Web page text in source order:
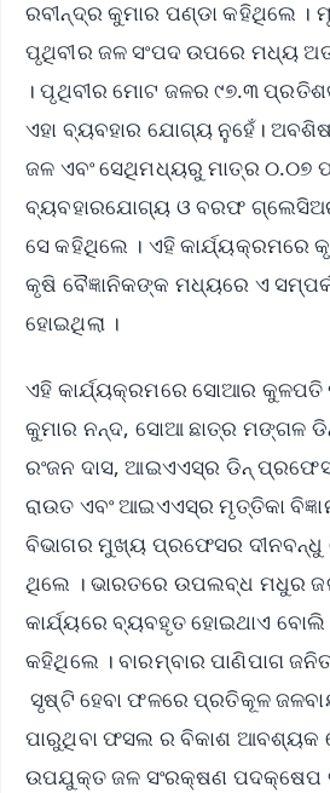
ରବୀନ୍ଦ୍ର କୁମାର ପଣ୍ଡା କହିଥିଲେ
ପୃଥିବୀର ଜଳ ସଂପଦ ଉପରେ ମଧ୍ୟ
। ପୃଥିବୀର ମୋଟ ଜଳର ୯୭.୩
ଏହା ବ୍ୟବହାର ଯୋଗ୍ୟ ନୁହେଁ।
ଜଳ ଏବଂ ସେଥିମଧ୍ୟରୁ ମାତ୍ର ୦.୦୭
ବ୍ୟବହାରଯୋଗ୍ୟ ଓ ବରଫ
ସେ କହିଥିଲେ । ଏହି
କୃଷି ବୈଜ୍ଞାନିକଙ୍କ ମଧ୍ୟରେ ଏ
ହୋଇଥିଲା ।
ଏହି କାର୍ଯ୍ୟକ୍ରମରେ ସୋଆର
କୁମାର ନନ୍ଦ, ସୋଆ ଛାତ୍ର ମଙ୍ଗଳ
ରଂଜନ ଦାସ, ଆଇଏଏସ୍‌ର ଡିନ୍
ରାଉତ ଏବଂ ଆଇଏଏସ୍‌ର ମୃତ୍ତିକା
ବିଭାଗର ମୁଖ୍ୟ ପ୍ରଫେସର ଦୀନବନ୍ଧୁ
ଥିଲେ । ଭାରତରେ ଉପଲବ୍ଧ ମଧୁର
କାର୍ଯ୍ୟରେ ବ୍ୟବହୃତ ହୋଇଥାଏ
କହିଥିଲେ । ବାରମ୍ବାର ପାଣିପାଗ
ସୃଷ୍ଟି ହେବା ଫଳରେ ପ୍ରତିକୂଳ
ପାରୁଥିବା ଫସଲ ର ବିକାଶ ଆବଶ୍ୟକ
ଉପଯୁକ୍ତ ଜଳ ସଂରକ୍ଷଣ ପଦକ୍ଷେପ